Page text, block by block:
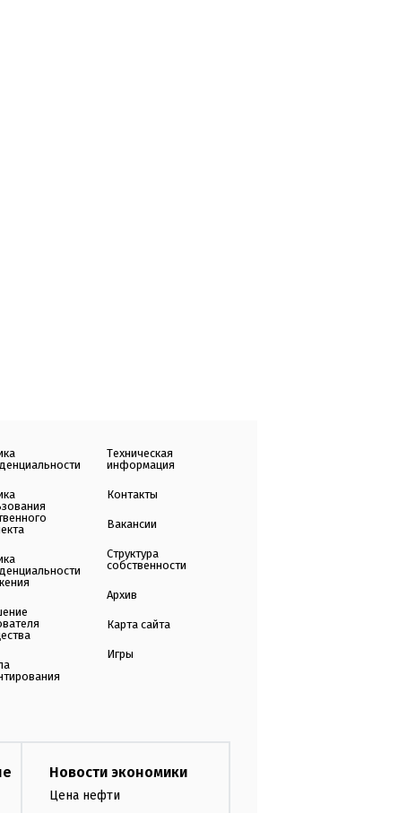
Техническая
информация
Контакты
Вакансии
Структура
собственности
Архив
Карта сайта
Игры
Новости экономики
Цена нефти